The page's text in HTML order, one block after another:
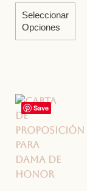
Seleccionar
Opciones
Save